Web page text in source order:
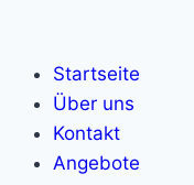
Startseite
Über uns
Kontakt
Angebote